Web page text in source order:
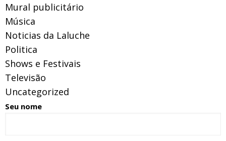
Mural publicitário
Música
Noticias da Laluche
Politica
Shows e Festivais
Televisão
Uncategorized
Seu nome